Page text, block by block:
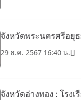
จังหวัดพระนครศรีอยุธ
29 ธ.ค. 2567 16:40 น.
จังหวัดอ่างทอง : โรง